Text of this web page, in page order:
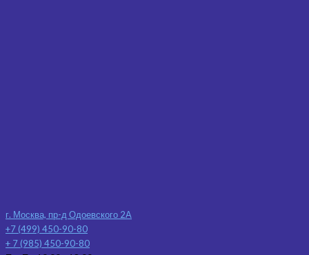
г. Москва, пр-д Одоевского 2А
+7 (499) 450-90-80
+ 7 (985) 450-90-80